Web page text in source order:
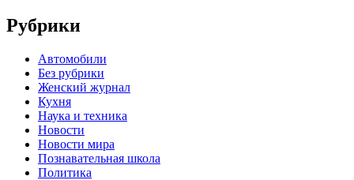
Рубрики
Автомобили
Без рубрики
Женский журнал
Кухня
Наука и техника
Новости
Новости мира
Познавательная школа
Политика